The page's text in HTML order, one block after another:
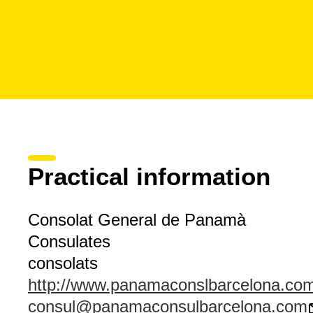
Practical information
Consolat General de Panamà
Consulates
consolats
http://
consul@panamaconsulbarcelona.com